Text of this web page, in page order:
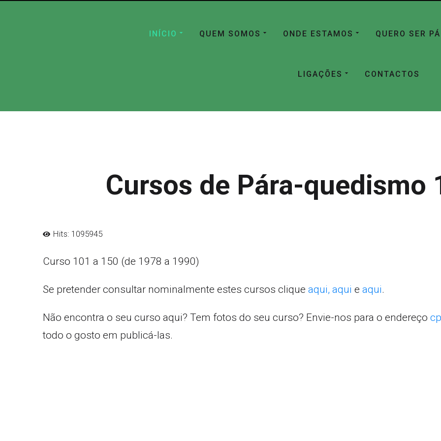
INÍCIO QUEM SOMOS ONDE ESTAMOS QUERO SER
LIGAÇÕES CONTACTOS
Cursos de Pára-quedismo
Hits: 1095945
Curso 101 a 150 (de 1978 a 1990)
Se pretender consultar nominalmente estes cursos clique aqui, aqui e aqui.
Não encontra o seu curso aqui? Tem fotos do seu curso? Envie-nos para o endereço
todo o gosto em publicá-las.